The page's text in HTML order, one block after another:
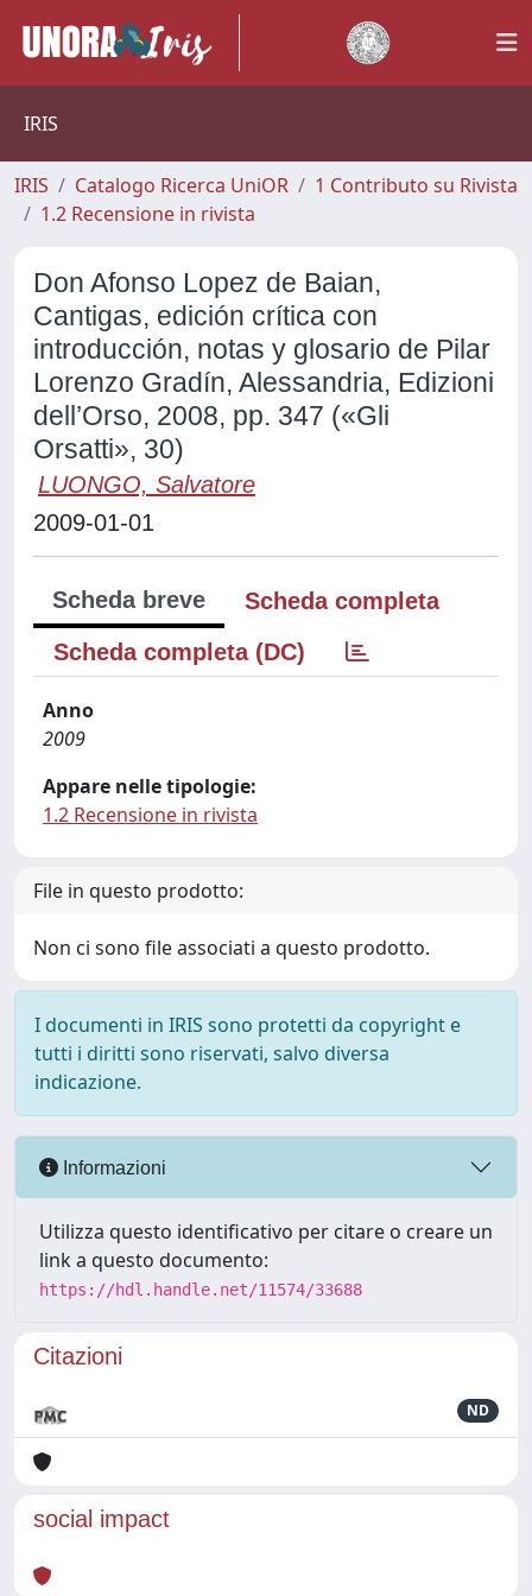
IRIS
IRIS Catalogo Ricerca UniOR
1 Contributo su Rivista
1.2 Recensione in rivista
Don Afonso Lopez de Baian,
Cantigas, edición crítica con
introducción, notas y glosario de Pilar
Lorenzo Gradín, Alessandria, Edizioni
dell’Orso, 2008, pp. 347 («Gli
Orsatti», 30)
LUONGO, Salvatore
2009-01-01
Scheda breve
Scheda completa
Scheda completa (DC)
Anno
2009
Appare nelle tipologie:
1.2 Recensione in rivista
File in questo prodotto:
Non ci sono file associati a questo prodotto.
I documenti in IRIS sono protetti da copyright e
tutti i diritti sono riservati, salvo diversa
indicazione.
Informazioni
Utilizza questo identificativo per citare o creare un
link a questo documento:
https://hdl.handle.net/11574/33688
Citazioni
ND
social impact